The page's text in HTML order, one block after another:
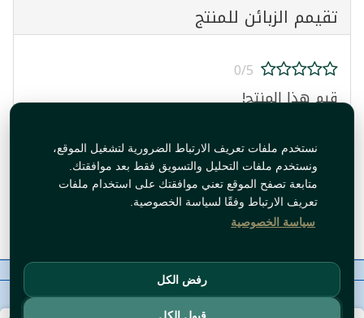
نستخدم ملفات تعريف الارتباط الضرورية لتشغيل الموقع،
ونستخدم ملفات التحليل والتسويق فقط بعد موافقتك.
متابعة تصفح الموقع تعني موافقتك على استخدام ملفات
تعريف الارتباط وفقًا لسياسة الخصوصية.
سياسة الخصوصية
رفض الكل
تقيمم الزبائن للمنتج
0/5
قيم هذا المنتج!
قيم المنتج
معلومات عنا
حقوق النشر©Tawfeer 2018-2026